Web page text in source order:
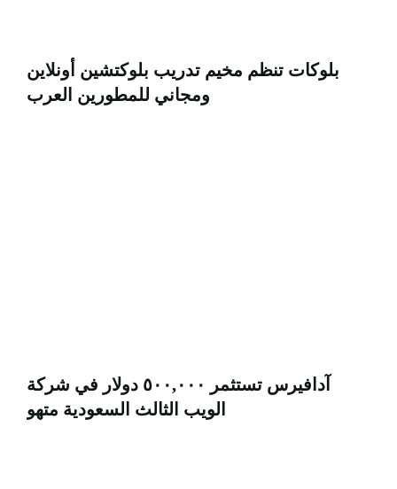
بلوكات تنظم مخيم تدريب بلوكتشين أونلاين
ومجاني للمطورين العرب
آدافيرس تستثمر ٥٠٠,٠٠٠ دولار في شركة
الويب الثالث السعودية متهو